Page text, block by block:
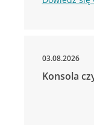
03.08.2026
Konsola